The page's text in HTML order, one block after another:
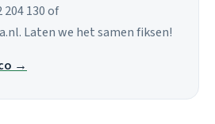
130 of
Laten we het samen fiksen!
→